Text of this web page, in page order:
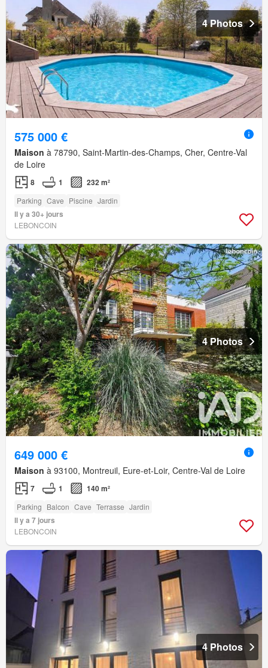
4 Photos
575 000 €
Maison à 78790, Saint-Martin-des-Champs, Cher, Centre-Val
de Loire
8 1 232 m²
Parking Cave Piscine Jardin
Il y a 30+ jours
LEBONCOIN
4 Photos
649 000 €
Maison à 93100, Montreuil, Eure-et-Loir, Centre-Val de Loire
7 1 140 m²
Parking Balcon Cave Terrasse Jardin
Il y a 7 jours
LEBONCOIN
4 Photos